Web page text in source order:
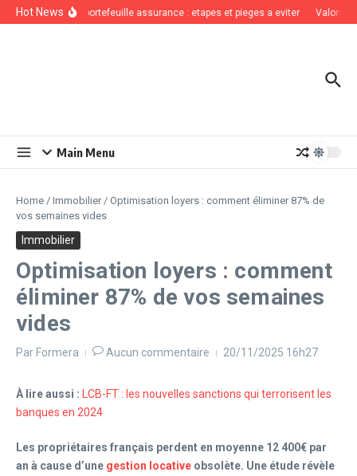
Aller au contenu
Hot News
Cession de portefeuille assurance : etapes et pieges a eviter
Main Menu
Home / Immobilier / Optimisation loyers : comment éliminer 87% de
vos semaines vides
Immobilier
Optimisation loyers : comment
éliminer 87% de vos semaines
vides
Par Formera Aucun commentaire 20/11/2025 16h27
À lire aussi :
LCB-FT : les nouvelles sanctions qui terrorisent les
banques en 2024
Les propriétaires français perdent en moyenne 12 400€ par
an à cause d’une gestion locative obsolète. Une étude révèle